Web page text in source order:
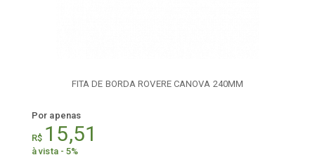
FITA DE BORDA ROVERE CANOVA 240MM
Por apenas
R$ 15,51
à vista - 5%